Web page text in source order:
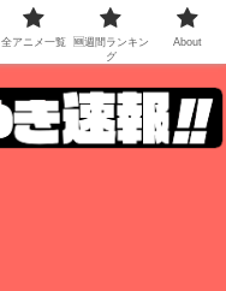
全アニメ一覧
🆕週間ランキン
グ
About